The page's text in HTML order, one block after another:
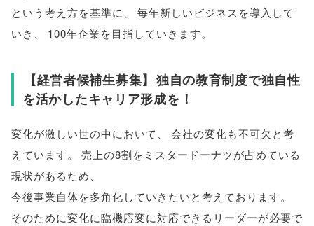
という考え方を基準に
毎年新しいビジネスを導入して
いき
100年企業を目指していきます。
【経営者候補生募集】 独自の教育制度で独自性
を活かしたキャリア形成を！
変化が激しい世の中において
会社の変化も不可欠と考
えています。
売上の8割をミスタードーナツが占めている
現状があるため
今後事業自体を多角化していきたいと考えております。
そのために変化に臨機応変に対応できるリーダーが必要で